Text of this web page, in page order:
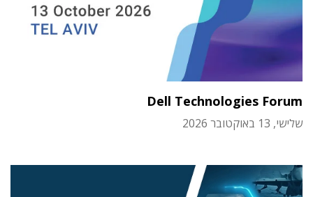
Dell Technologies Forum
שלישי, 13 באוקטובר 2026